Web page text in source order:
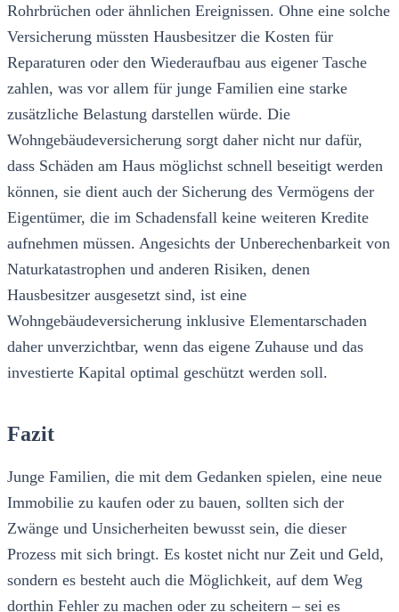
Rohrbrüchen oder ähnlichen Ereignissen. Ohne eine solche
Versicherung müssten Hausbesitzer die Kosten für
Reparaturen oder den Wiederaufbau aus eigener Tasche
zahlen, was vor allem für junge Familien eine starke
zusätzliche Belastung darstellen würde. Die
Wohngebäudeversicherung sorgt daher nicht nur dafür,
dass Schäden am Haus möglichst schnell beseitigt werden
können, sie dient auch der Sicherung des Vermögens der
Eigentümer, die im Schadensfall keine weiteren Kredite
aufnehmen müssen. Angesichts der Unberechenbarkeit von
Naturkatastrophen und anderen Risiken, denen
Hausbesitzer ausgesetzt sind, ist eine
Wohngebäudeversicherung inklusive Elementarschaden
daher unverzichtbar, wenn das eigene Zuhause und das
investierte Kapital optimal geschützt werden soll.
Fazit
Junge Familien, die mit dem Gedanken spielen, eine neue
Immobilie zu kaufen oder zu bauen, sollten sich der
Zwänge und Unsicherheiten bewusst sein, die dieser
Prozess mit sich bringt. Es kostet nicht nur Zeit und Geld,
sondern es besteht auch die Möglichkeit, auf dem Weg
dorthin Fehler zu machen oder zu scheitern – sei es